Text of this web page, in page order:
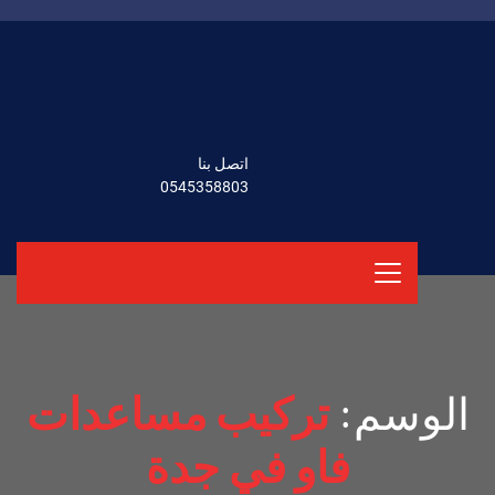
اتصل بنا
0545358803
الوسم:تركيب مساعدات
فاو في جدة